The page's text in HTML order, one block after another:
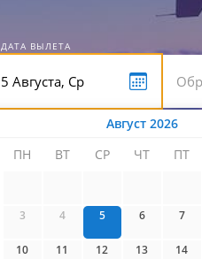
ДАТА ВЫЛЕТА
Август 2026
ПН
ВТ СР ЧТ ПТ
3 4 5 6 7
10 11 12 13 14